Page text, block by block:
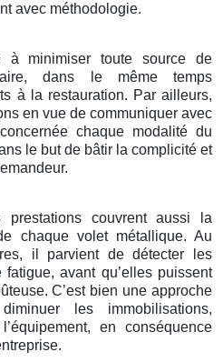
avec méthodologie.
à minimiser toute source de
dans le même temps
à la restauration. Par ailleurs,
en vue de communiquer avec
chaque modalité du
le but de bâtir la complicité et
couvrent aussi la
chaque volet métallique. Au
il parvient de détecter les
fatigue, avant qu’elles puissent
C’est bien une approche
les immobilisations,
en conséquence